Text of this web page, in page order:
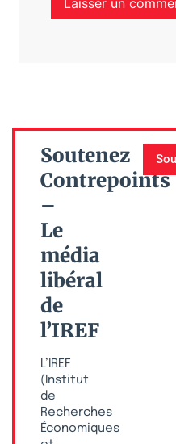
Soutenez
Contrepoints
–
Le
média
libéral
de
l’IREF
L’IREF
(Institut
de
Recherches
Économiques